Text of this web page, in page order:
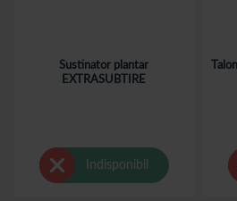
Amprentarea plantara este inclusa la
Brasov
Str. Branduselor, nr. 74
Sustinator plantar
EXTRASUBTIRE
Indisponibil